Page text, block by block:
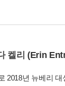
켈리 (Erin
2018년 뉴베리